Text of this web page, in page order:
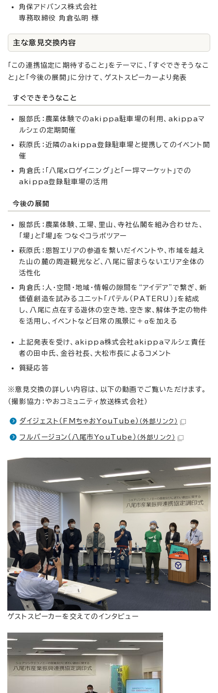
角保アドバンス株式会社
専務取締役 角倉弘明 様
主な意見交換内容
「この連携協定に期待すること」をテーマに、「すぐできそうなこ
と」と「今後の展開」に分けて、ゲストスピーカーより発表
すぐできそうなこと
服部氏：農業体験でのakippa駐車場の利用、akippaマ
ルシェの定期開催
萩原氏：近隣のakippa登録駐車場と提携してのイベント開
催
角倉氏：「八尾xロゲイニング」と「一坪マーケット」での
akippa登録駐車場の活用
今後の展開
服部氏：農業体験、工場、里山、寺社仏閣を組み合わせた、
「場」と『場』をつなぐコラボツアー
萩原氏：恩智エリアの参道を繋いだイベントや、市域を越え
た山の麓の周遊観光など、八尾に留まらないエリア全体の
活性化
角倉氏：人・空間・地域・情報の隙間を“アイデア”で繋ぎ、新
価値創造を試みるユニット「パテル（PATERU）」を結成
し、八尾に点在する遊休の空き地、空き家、解体予定の物件
を活用し、イベントなど日常の風景に＋αを加える
上記発表を受け、akippa株式会社akippaマルシェ責任
者の田中氏、金谷社長、大松市長によるコメント
質疑応答
※意見交換の詳しい内容は、以下の動画でご覧いただけます。
（撮影協力：やおコミュニティ放送株式会社）
ダイジェスト（FMちゃおYouTube） （外部リンク）
フルバージョン（八尾市YouTube） （外部リンク）
ゲストスピーカーを交えてのインタビュー